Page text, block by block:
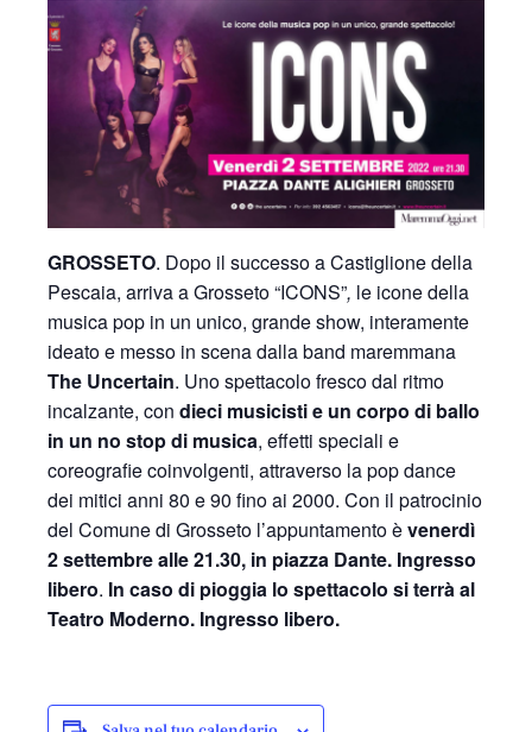
GROSSETO. Dopo il successo a Castiglione della
Pescaia, arriva a Grosseto “ICONS”, le icone della
musica pop in un unico, grande show, interamente
ideato e messo in scena dalla band maremmana
The Uncertain. Uno spettacolo fresco dal ritmo
incalzante, con dieci musicisti e un corpo di ballo
in un no stop di musica, effetti speciali e
coreografie coinvolgenti, attraverso la pop dance
dei mitici anni 80 e 90 fino ai 2000. Con il patrocinio
del Comune di Grosseto l’appuntamento èvenerdì
2 settembre alle 21.30, in piazza Dante. Ingresso
libero. In caso di pioggia lo spettacolo si terrà al
Teatro Moderno. Ingresso libero.